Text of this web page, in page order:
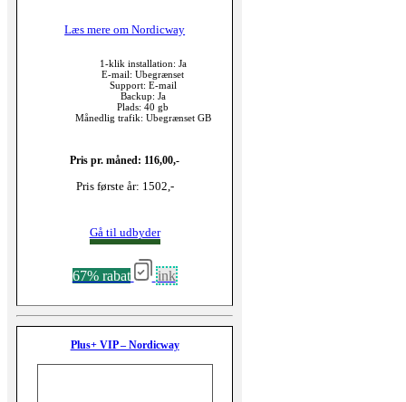
Læs mere om Nordicway
1-klik installation: Ja
E-mail: Ubegrænset
Support: E-mail
Backup: Ja
Plads: 40 gb
Månedlig trafik: Ubegrænset GB
Pris pr. måned: 116,00,-
Pris første år: 1502,-
Gå til udbyder
67% rabat ink
Plus+ VIP – Nordicway